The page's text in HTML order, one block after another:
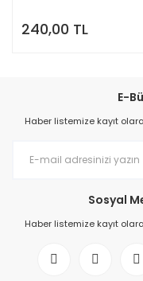
240,00 TL
E-
Haber listemize kayıt
Sosyal
Haber listemize kayıt